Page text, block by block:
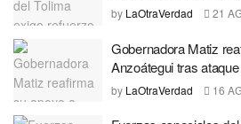
by LaOtraVerdad 21
Gobernadora Matiz
Anzoátegui tras
by LaOtraVerdad 16